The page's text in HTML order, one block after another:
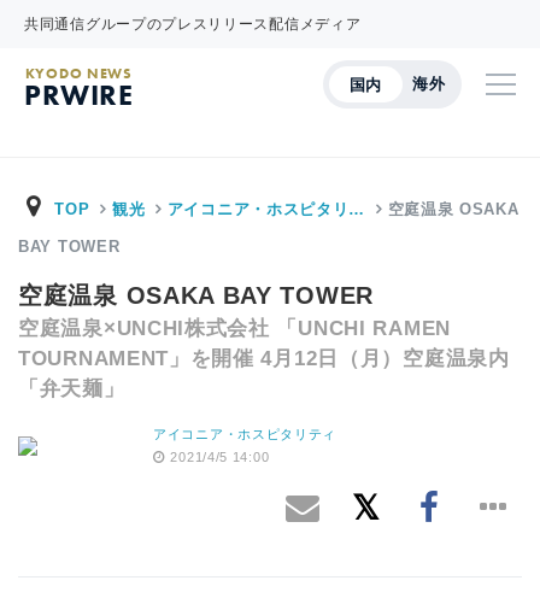
共同通信グループのプレスリリース配信メディア
国内 海外
KYODO NEWS
PRWIRE
TOP 観光 アイコニア・ホスピタリ… 空庭温泉 OSAKA
BAY TOWER
空庭温泉 OSAKA BAY TOWER
空庭温泉×UNCHI株式会社 「UNCHI RAMEN
TOURNAMENT」を開催 4月12日（月）空庭温泉内
「弁天麺」
アイコニア・ホスピタリティ
2021/4/5 14:00